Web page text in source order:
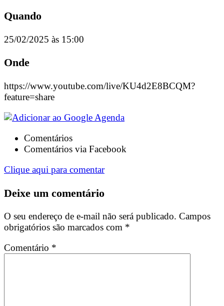
Quando
25/02/2025 às 15:00
Onde
https://www.youtube.com/live/KU4d2E8BCQM?
feature=share
Comentários
Comentários via Facebook
Clique aqui para comentar
Deixe um comentário
O seu endereço de e-mail não será publicado. Campos
obrigatórios são marcados com *
Comentário *